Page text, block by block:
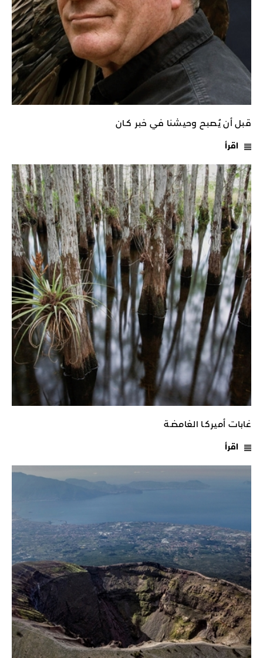
قبل أن يُصبح وحيشنا في خبر كـان
اقرأ
غابات أميركـا الغامضـة
اقرأ